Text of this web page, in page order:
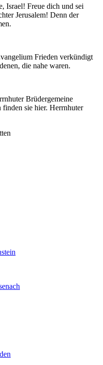
Israel! Freue dich und sei
Jerusalem! Denn der
Frieden verkündigt
die nahe waren.
Brüdergemeine
sie hier. Herrnhuter